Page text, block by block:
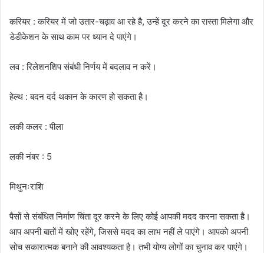
करियर : करियर में जो उतार-चढ़ाव आ रहे है, उन्हें दूर करने का रास्ता मिलेगा और
डेडीकेशन के साथ काम पर ध्यान दे पाएंगे।
लव : रिलेशनशिप संबंधी निर्णय में बदलाव न करें।
हेल्थ : बदन दर्द थकान के कारण हो सकता है।
लकी कलर : पीला
लकी नंबर : 5
मिथुनःराशि
पैसों से संबंधित निर्माण चिंता दूर करने के लिए कोई आपकी मदद करना सकता है।
आप अपनी बातों में खोए रहेंगे, जिससे मदद का लाभ नहीं ले पाएंगे। आपको अपनी
सोच सकारात्मक बनाने की आवश्यकता है। तभी योग्य लोगों का चुनाव कर पाएंगे।